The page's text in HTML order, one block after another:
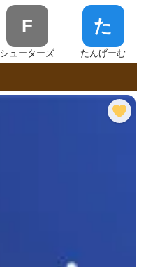
F
シューターズ
た
たんげーむ